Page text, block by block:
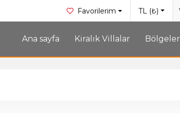
Favorilerim TL (₺)
Ana sayfa Kiralık Villalar Bölgeler